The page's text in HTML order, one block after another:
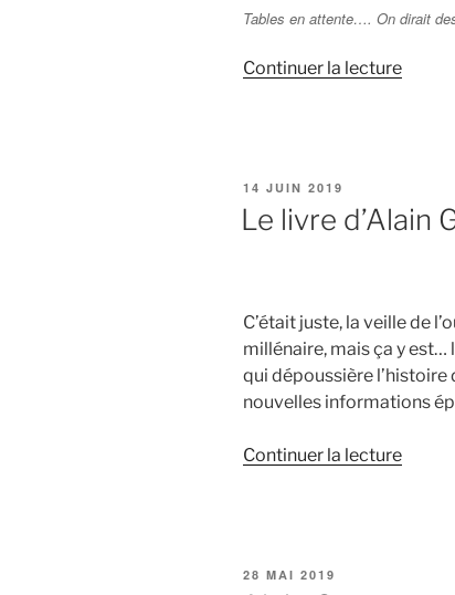
Tables en attente…. On dirait
Continuer la lecture
du
PUBLIÉ
LE
14 JUIN 2019
Le livre d’Alain
C’était juste, la veille de
millénaire, mais ça y est…
qui dépoussière
nouvelles informations
Continuer la lecture
PUBLIÉ
28 MAI 2019